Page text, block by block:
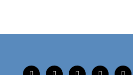
tiktok instagramfacebooklinkedinxing